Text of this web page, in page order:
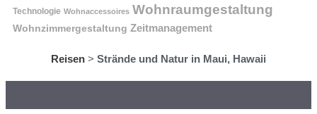
Technologie Wohnaccessoires Wohnraumgestaltung
Wohnzimmergestaltung Zeitmanagement
Reisen > Strände und Natur in Maui, Hawaii